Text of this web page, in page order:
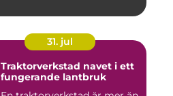
31. jul
Traktorverkstad navet i ett
fungerande lantbruk